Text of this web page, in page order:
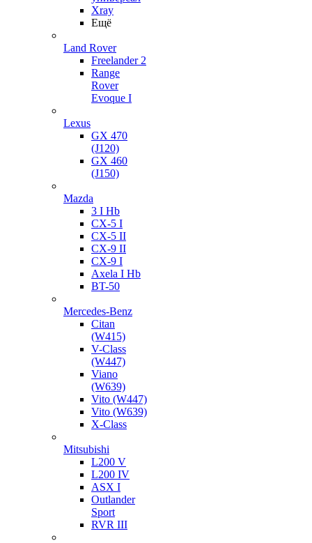
Xray
Ещё
Land Rover
Freelander 2
Range
Rover
Evoque I
Lexus
GX 470
(J120)
GX 460
(J150)
Mazda
3 I Hb
CX-5 I
CX-5 II
CX-9 II
CX-9 I
Axela I Hb
BT-50
Mercedes-Benz
Citan
(W415)
V-Class
(W447)
Viano
(W639)
Vito (W447)
Vito (W639)
X-Class
Mitsubishi
L200 V
L200 IV
ASX I
Outlander
Sport
RVR III